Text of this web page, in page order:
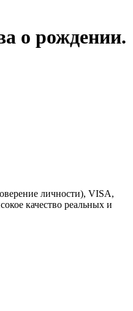
о рождении.
личности), VISA,
качество реальных и